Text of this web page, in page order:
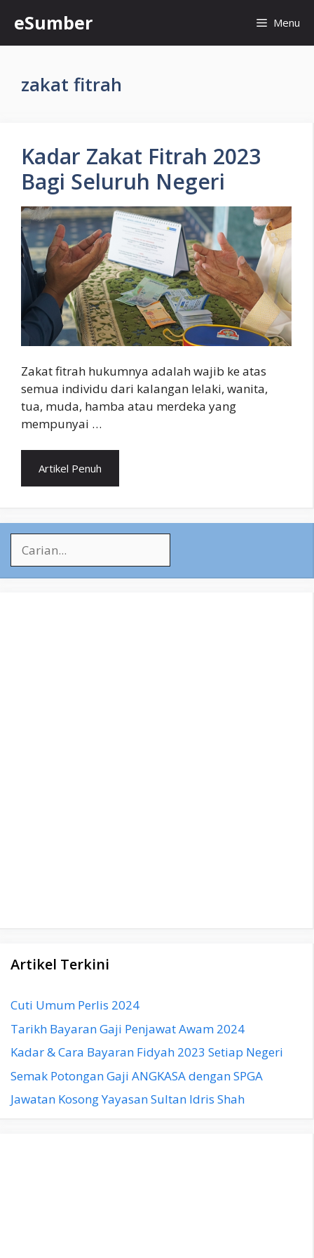
content
eSumber Menu
zakat fitrah
Kadar Zakat Fitrah 2023
Bagi Seluruh Negeri
Zakat fitrah hukumnya adalah wajib ke atas
semua individu dari kalangan lelaki, wanita,
tua, muda, hamba atau merdeka yang
mempunyai …
Artikel Penuh
Artikel Terkini
Cuti Umum Perlis 2024
Tarikh Bayaran Gaji Penjawat Awam 2024
Kadar & Cara Bayaran Fidyah 2023 Setiap Negeri
Semak Potongan Gaji ANGKASA dengan SPGA
Jawatan Kosong Yayasan Sultan Idris Shah